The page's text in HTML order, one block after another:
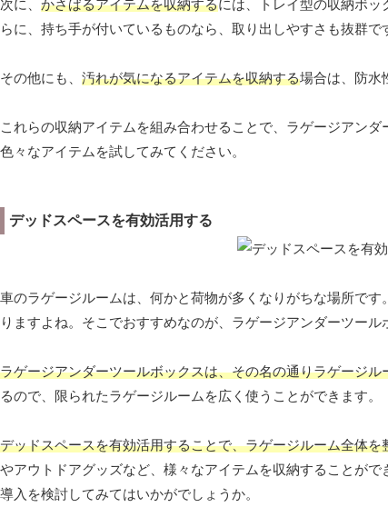
次に、 かさばるアイテムを収納するには、トレイ型の収納ボッ
らに、持ち手が付いているものなら、取り出しやすさも抜群で
その他にも、 汚れが気になるアイテムを収納する場合は、防水
これらの収納アイテムを組み合わせることで、ラゲージアンダ
色々なアイテムを試してみてください。
デッドスペースを有効活用する
車のラゲージルームは、何かと荷物が多くなりがちな場所で
りますよね。そこでおすすめなのが、ラゲージアンダーツール
ラゲージアンダーツールボックスは、その名の通りラゲージ
るので、限られたラゲージルームを広く使うことができます。
デッドスペースを有効活用することで、ラゲージルーム全体を
やアウトドアグッズなど、様々なアイテムを収納することが
導入を検討してみてはいかがでしょうか。